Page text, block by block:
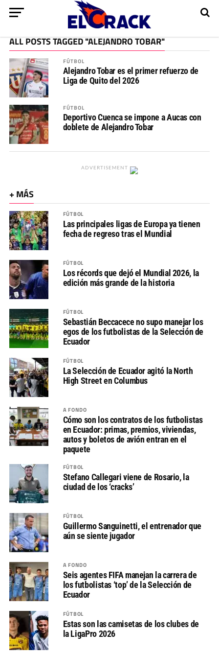
ALL POSTS TAGGED "ALEJANDRO TOBAR"
FÚTBOL
Alejandro Tobar es el primer refuerzo de
Liga de Quito del 2026
FÚTBOL
Deportivo Cuenca se impone a Aucas con
doblete de Alejandro Tobar
ADVERTISEMENT
+ MÁS
FÚTBOL
Las principales ligas de Europa ya tienen
fecha de regreso tras el Mundial
FÚTBOL
Los récords que dejó el Mundial 2026, la
edición más grande de la historia
FÚTBOL
Sebastián Beccacece no supo manejar los
egos de los futbolistas de la Selección de
Ecuador
FÚTBOL
La Selección de Ecuador agitó la North
High Street en Columbus
A FONDO
Cómo son los contratos de los futbolistas
en Ecuador: primas, premios, viviendas,
autos y boletos de avión entran en el
paquete
FÚTBOL
Stefano Callegari viene de Rosario, la
ciudad de los ‘cracks’
FÚTBOL
Guillermo Sanguinetti, el entrenador que
aún se siente jugador
A FONDO
Seis agentes FIFA manejan la carrera de
los futbolistas ‘top’ de la Selección de
Ecuador
FÚTBOL
Estas son las camisetas de los clubes de
la LigaPro 2026